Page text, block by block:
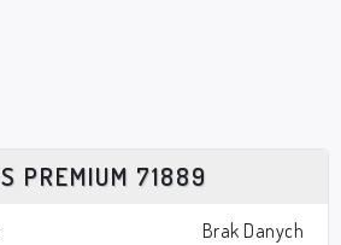
PREMIUM 71889
Brak Danych